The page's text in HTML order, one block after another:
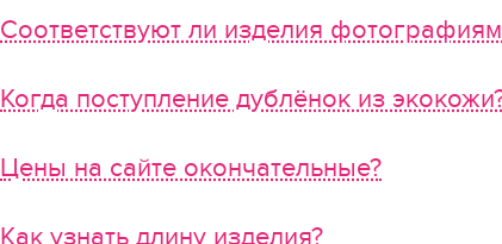
Соответствуют ли изделия
Когда поступление дублёнок из
Цены на сайте окончательные?
Как узнать длину изделия?